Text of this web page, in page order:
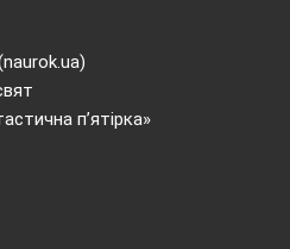
п’ятірка»